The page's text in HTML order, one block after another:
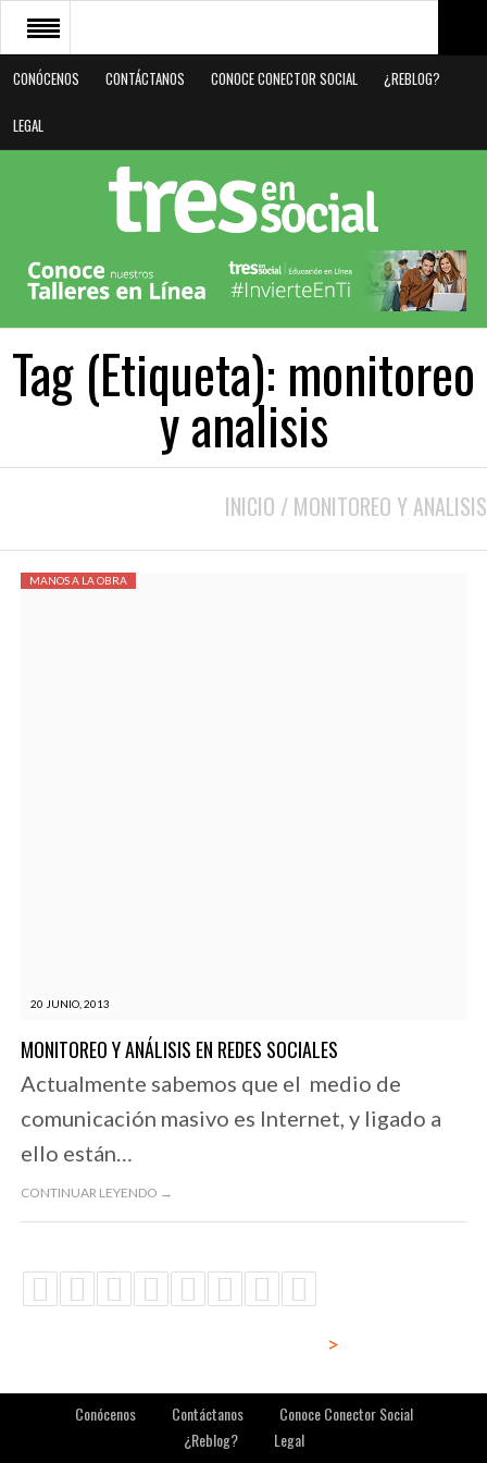
CONÓCENOS CONTÁCTANOS CONOCE CONECTOR SOCIAL ¿REBLOG?
LEGAL
CONOCE CONECTOR SOCIAL
LEGAL
Tag (Etiqueta): monitoreo
y analisis
INICIO / MONITOREO Y ANALISIS
20 JUNIO, 2013
MANOS A LA OBRA
MONITOREO Y ANÁLISIS EN REDES SOCIALES
Actualmente sabemos que el medio de
comunicación masivo es Internet, y ligado a
ello están…
CONTINUAR LEYENDO →
>
Conócenos Contáctanos
Conoce Conector Social
¿Reblog?
Legal